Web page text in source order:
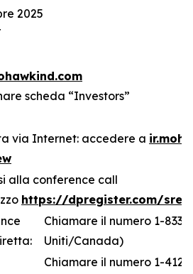
2025
scheda “Investors”
via Internet: accedere a
alla conference call
https://dpregister.com/
Chiamare il numero 1-833-
Uniti/Canada)
Chiamare il numero 1-412-